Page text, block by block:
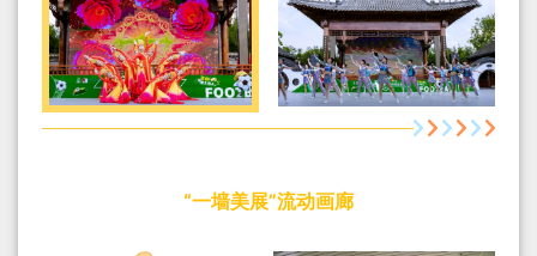
“一墙美展”流动画廊